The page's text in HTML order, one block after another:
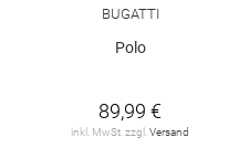
BUGATTI
Polo
89,99 €
inkl. MwSt. zzgl. Versand